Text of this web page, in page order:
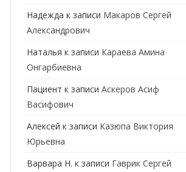
ДЕТСКИЙ
КОСМЕТОЛОГ
МАССАЖИСТ
НАРКОЛОГ
НЕВРОПАТОЛОГ
НЕФРОЛОГ
Надежда к записи Макаров Сергей
Александрович
Наталья к записи Караева Амина
Онгарбиевна
Пациент к записиАскеров Асиф
Васифович
Алексей к записи Казюпа Виктория
Юрьевна
Варвара Н. к записи Гаврик Сергей